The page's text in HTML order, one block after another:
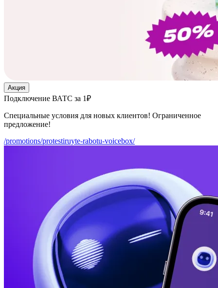
Акция
Подключение ВАТС за 1₽
Специальные условия для новых клиентов! Ограниченное
предложение!
/promotions/protestiruyte-rabotu-voicebox/